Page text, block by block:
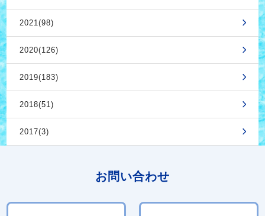
2021(98)
2020(126)
2019(183)
2018(51)
2017(3)
お問い合わせ